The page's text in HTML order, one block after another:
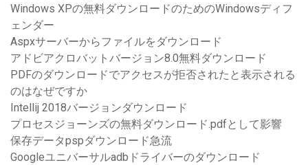
Windows XPの無料ダウンロードのためのWindowsディフ
ェンダー
Aspxサーバーからファイルをダウンロード
アドビアクロバットバージョン8.0無料ダウンロード
PDFのダウンロードでアクセスが拒否されたと表示される
のはなぜですか
Intellij 2018バージョンダウンロード
プロセスジョーンズの無料ダウンロード.pdfとして影響
保存データpspダウンロード急流
Googleユニバーサルadbドライバーのダウンロード